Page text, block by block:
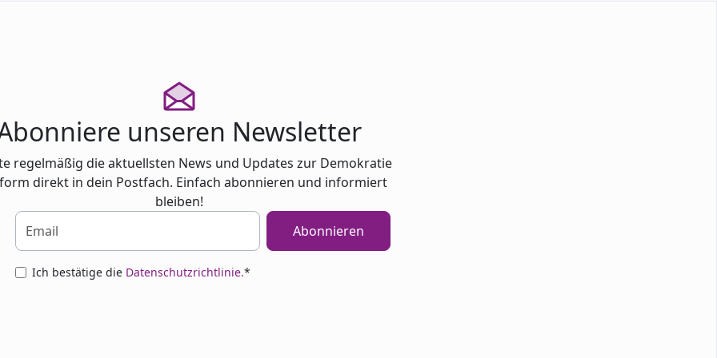
unseren Newsletter
regelmäßig die aktuellsten News und Updates zur Demokratie
direkt in dein Postfach. Einfach abonnieren und informiert
bleiben!
Ich bestätige die Datenschutzrichtlinie.*
Abonnieren